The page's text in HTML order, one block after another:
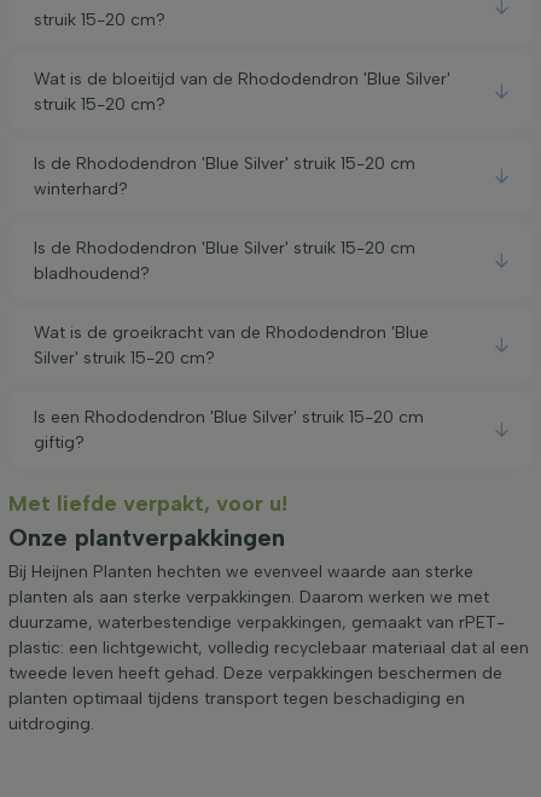
struik 15-20 cm?
Wat is de bloeitijd van de Rhododendron 'Blue Silver'
struik 15-20 cm?
Is de Rhododendron 'Blue Silver' struik 15-20 cm
winterhard?
Is de Rhododendron 'Blue Silver' struik 15-20 cm
bladhoudend?
Wat is de groeikracht van de Rhododendron 'Blue
Silver' struik 15-20 cm?
Is een Rhododendron 'Blue Silver' struik 15-20 cm
giftig?
Met liefde verpakt, voor u!
Onze plantverpakkingen
Bij Heijnen Planten hechten we evenveel waarde aan sterke
planten als aan sterke verpakkingen. Daarom werken we met
duurzame, waterbestendige verpakkingen, gemaakt van rPET-
plastic: een lichtgewicht, volledig recyclebaar materiaal dat al een
tweede leven heeft gehad. Deze verpakkingen beschermen de
planten optimaal tijdens transport tegen beschadiging en
uitdroging.